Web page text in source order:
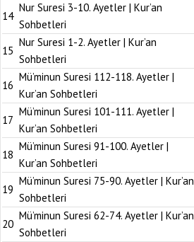
14
Nur Suresi 3-10. Ayetler | Kur’an
Sohbetleri
15
Nur Suresi 1-2. Ayetler | Kur’an
Sohbetleri
16
Mü’minun Suresi 112-118. Ayetler |
Kur’an Sohbetleri
17
Mü’minun Suresi 101-111. Ayetler |
Kur’an Sohbetleri
18
Mü’minun Suresi 91-100. Ayetler |
Kur’an Sohbetleri
19
Mü’minun Suresi 75-90. Ayetler | Kur’an
Sohbetleri
20
Mü’minun Suresi 62-74. Ayetler | Kur’an
Sohbetleri